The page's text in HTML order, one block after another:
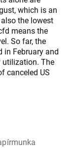
which is an
the lowest
means the
So far, the
in February and
utilization. The
canceled US